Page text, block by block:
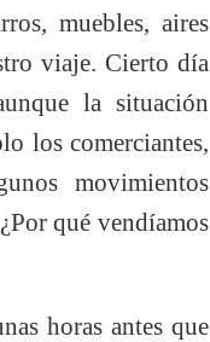
muebles, aires
viaje. Cierto día
la situación
los comerciantes,
movimientos
qué vendíamos
horas antes que